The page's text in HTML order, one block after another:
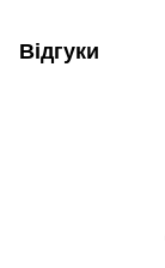
Відгуки